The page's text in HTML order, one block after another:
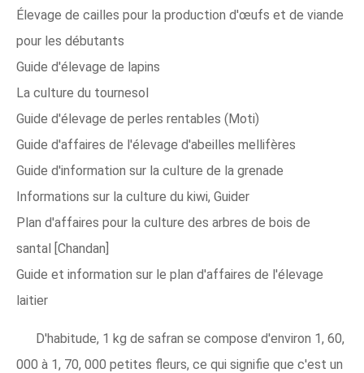
Élevage de cailles pour la production d'œufs et de viande
pour les débutants
Guide d'élevage de lapins
La culture du tournesol
Guide d'élevage de perles rentables (Moti)
Guide d'affaires de l'élevage d'abeilles mellifères
Guide d'information sur la culture de la grenade
Informations sur la culture du kiwi, Guider
Plan d'affaires pour la culture des arbres de bois de
santal [Chandan]
Guide et information sur le plan d'affaires de l'élevage
laitier
D'habitude, 1 kg de safran se compose d'environ 1, 60,
000 à 1, 70, 000 petites fleurs, ce qui signifie que c'est un